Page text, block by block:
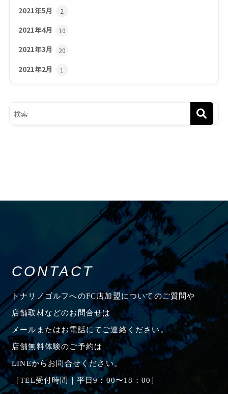
2021年5月 2
2021年4月 10
2021年3月 20
2021年2月 1
CONTACT
トナリノゴルフへのFC店加盟についてのご質問や
店舗取材などのお問合せは
メールまたはお電話にてご連絡ください。
店舗無料体験のご予約は
LINEからお問合せください。
［TEL受付時間｜平日9：00〜18：00］